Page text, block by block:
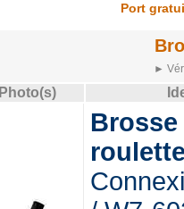
Port
►
Photo(s)